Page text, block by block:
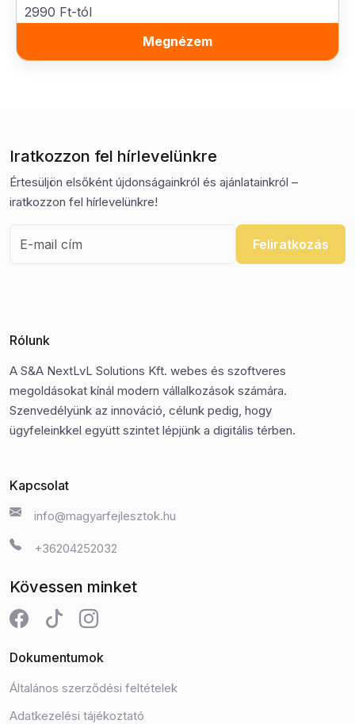
2990 Ft-tól
Megnézem
Iratkozzon fel hírlevelünkre
Értesüljön elsőként újdonságainkról és ajánlatainkról –
iratkozzon fel hírlevelünkre!
Feliratkozás
Rólunk
A S&A NextLvL Solutions Kft. webes és szoftveres
megoldásokat kínál modern vállalkozások számára.
Szenvedélyünk az innováció, célunk pedig, hogy
ügyfeleinkkel együtt szintet lépjünk a digitális térben.
Kapcsolat
info@magyarfejlesztok.hu
+36204252032
Kövessen minket
Dokumentumok
Általános szerződési feltételek
Adatkezelési tájékoztató